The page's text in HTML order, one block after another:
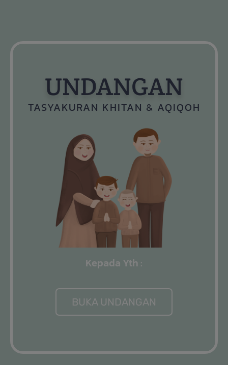
UNDANGAN
TASYAKURAN KHITAN & AQIQOH
Kepada Yth :
BUKA UNDANGAN